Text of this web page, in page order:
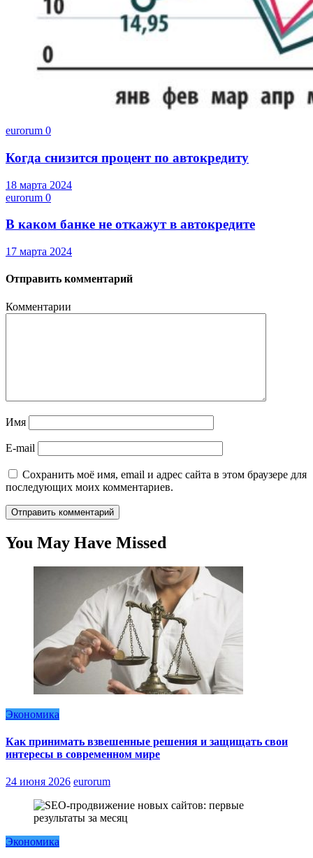
eurorum 0
Когда снизится процент по автокредиту
18 марта 2024
eurorum 0
В каком банке не откажут в автокредите
17 марта 2024
Отправить комментарий
Комментарии
Имя
E-mail
Сохранить моё имя, email и адрес сайта в этом браузере для
последующих моих комментариев.
You May Have Missed
Экономика
Как принимать взвешенные решения и защищать свои
интересы в современном мире
24 июня 2026 eurorum
Экономика